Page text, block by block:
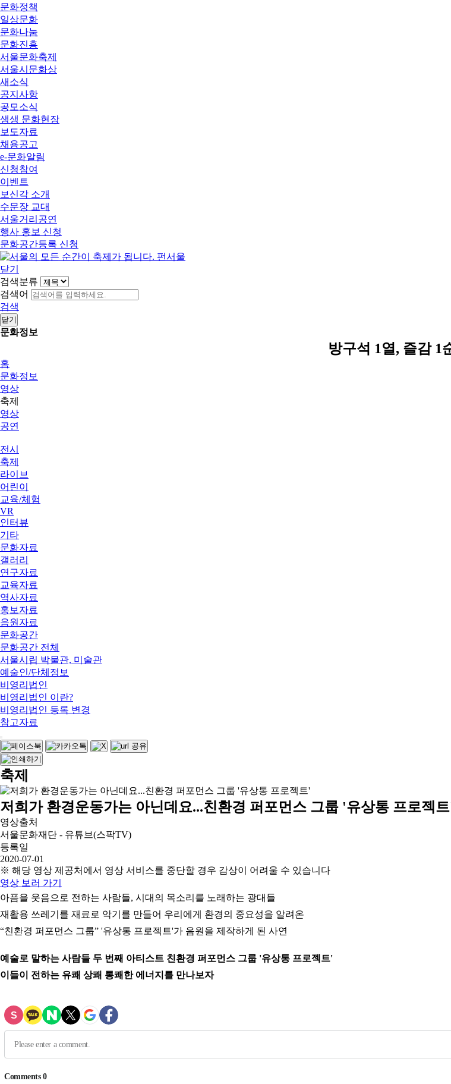
문화정책
일상문화
문화나눔
문화진흥
서울문화축제
서울시문화상
새소식
공지사항
공모소식
생생 문화현장
보도자료
채용공고
e-문화알림
신청참여
이벤트
보신각 소개
수문장 교대
서울거리공연
행사 홍보 신청
문화공간등록 신청
닫기
검색분류
검색어
검색
닫기
문화정보
방구석 1열, 즐감 1
홈
문화정보
영상
축제
영상
공연
전시
축제
라이브
어린이
교육/체험
VR
인터뷰
기타
문화자료
갤러리
연구자료
교육자료
역사자료
홍보자료
음원자료
문화공간
문화공간 전체
서울시립 박물관, 미술관
예술인/단체정보
비영리법인
비영리법인 이란?
비영리법인 등록 변경
참고자료
축제
저희가 환경운동가는 아닌데요...친환경 퍼포먼스 그룹 '유상통 프로젝
영상출처
서울문화재단 - 유튜브(스팍TV)
등록일
2020-07-01
※ 해당 영상 제공처에서 영상 서비스를 중단할 경우 감상이 어려울 수 있습니다
영상 보러 가기
아픔을 웃음으로 전하는 사람들, 시대의 목소리를 노래하는 광대들
재활용 쓰레기를 재료로 악기를 만들어 우리에게 환경의 중요성을 알려온
“친환경 퍼포먼스 그룹” '유상통 프로젝트'가 음원을 제작하게 된 사연
예술로 말하는 사람들 두 번째 아티스트 친환경 퍼포먼스 그룹 '유상통 프로젝트'
이들이 전하는 유쾌 상쾌 통쾌한 에너지를 만나보자